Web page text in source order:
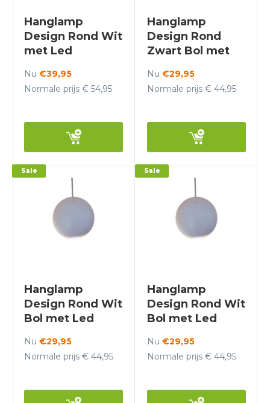
Hanglamp
Design Rond Wit
met Led
Scaldare Veneto
Nu €39,95
Normale prijs € 54,95
Hanglamp
Design Rond
Zwart Bol met
Scaldare Aosta
Nu €29,95
Normale prijs € 44,95
Hanglamp
Design Rond Wit
Bol met Led
Scaldare Aosta
Sale
Nu €29,95
Normale prijs € 44,95
Hanglamp
Design Rond Wit
Bol met Led
Scaldare Aosta
Sale
Nu €29,95
Normale prijs € 44,95